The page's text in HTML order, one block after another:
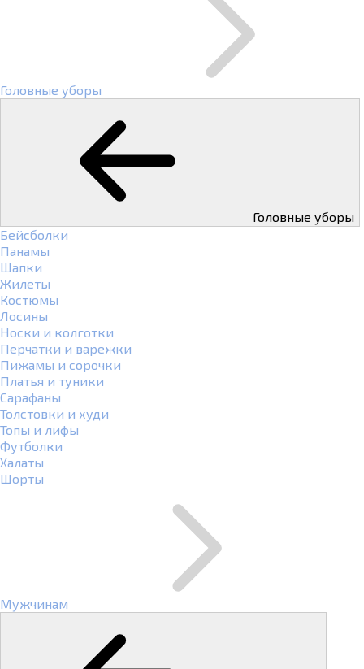
Головные уборы
Головные уборы
Бейсболки
Панамы
Шапки
Жилеты
Костюмы
Лосины
Носки и колготки
Перчатки и варежки
Пижамы и сорочки
Платья и туники
Сарафаны
Толстовки и худи
Топы и лифы
Футболки
Халаты
Шорты
Мужчинам